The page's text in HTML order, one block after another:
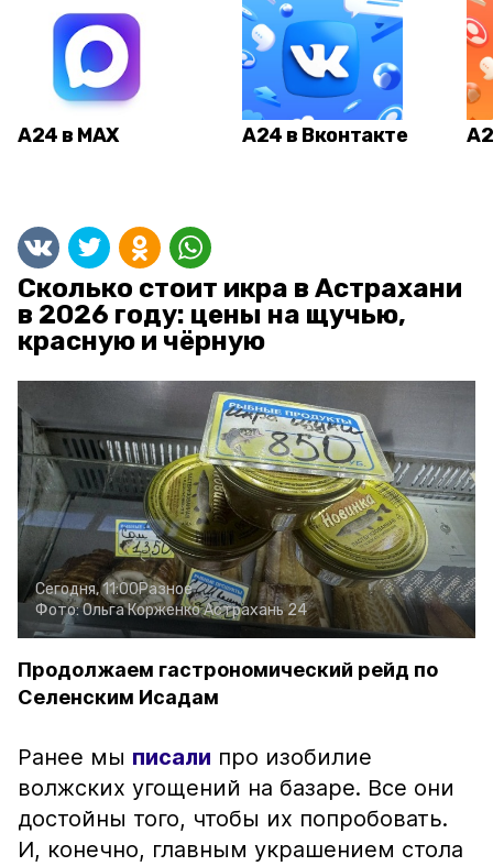
А24 в MAX А24 в Вконтакте
Сколько стоит икра в Астрахани
в 2026 году: цены на щучью,
красную и чёрную
Сегодня, 11:00Разное
Фото:Ольга КорженкоАстрахань 24
Продолжаем гастрономический рейд по
Селенским Исадам
Ранее мы писали про изобилие
волжских угощений на базаре. Все они
достойны того, чтобы их попробовать.
И, конечно, главным украшением стола